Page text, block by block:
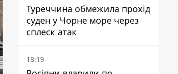
Туреччина обмежила прохід
суден у Чорне море через
сплеск атак
18:19